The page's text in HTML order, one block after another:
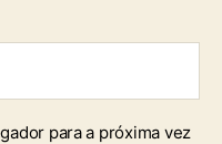
para a próxima vez